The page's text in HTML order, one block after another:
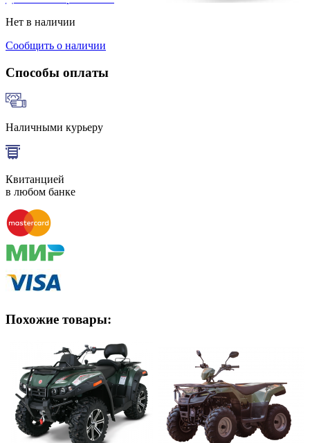
Нет в наличии
Сообщить о наличии
Способы оплаты
Наличными курьеру
Квитанцией
в любом банке
Похожие товары: